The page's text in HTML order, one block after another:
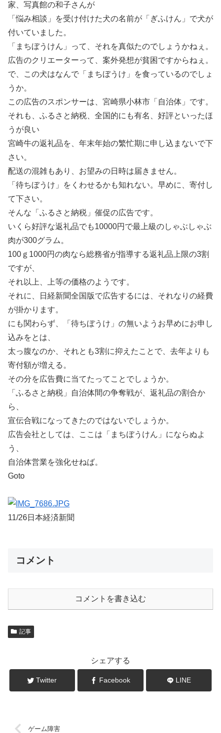
家、写真館の和子さんが
「悩み相談」を受け付けた犬の名前が「ぎふけん」で犬が
付いていました。
「まちぼうけん」って、それを真似たのでしょうかねぇ。
広告のクリエーターって、案外発想が貧困ですからねぇ。
で、この犬はなんで「まちぼうけ」を食っているのでしょ
うか。
この広告のスポンサーは、宮崎県小林市「自治体」です。
それも、ふるさと納税、全国的にも有名、好評といったほ
うが良い
宮崎牛の返礼品を、年末年始の繁忙期に申し込まないで下
さい。
配送の混雑もあり、お望みの日時は届きません。
「待ちぼうけ」をくわせるかも知れない。早めに、寄付し
て下さい。
そんな「ふるさと納税」催促の広告です。
いくら好評な返礼品でも10000円で最上級のしゃぶしゃぶ
肉が300グラム。
100ｇ1000円の肉なら総務省が指導する返礼品上限の3割
ですが、
それ以上、上等の価格のようです。
それに、日経新聞全国版で広告するには、それなりの経費
が掛かります。
にも関わらず、「待ちぼうけ」の無いようお早めにお申し
込みをとは、
太っ腹なのか、それとも3割に抑えたことで、去年よりも
寄付額が増える。
その分を広告費に当てたってことでしょうか。
「ふるさと納税」自治体間の争奪戦が、返礼品の割合か
ら、
宣伝合戦になってきたのではないでしょうか。
広告会社としては、ここは「まちぼうけん」にならぬよ
う、
自治体営業を強化せねば。
Goto
11/26日本経済新聞
コメント
コメントを書き込む
記事
シェアする
Twitter Facebook LINE
ゲーム障害